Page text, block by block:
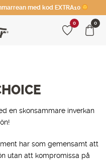
med kod EXTRA10
0 0
en skonsammare inverkan
har som gemensamt att
utan att kompromissa på